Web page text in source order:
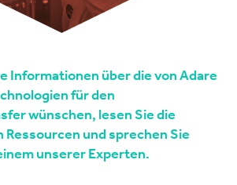
Informationen über die von Adare
für den
wünschen, lesen Sie die
und sprechen Sie
unserer Experten.